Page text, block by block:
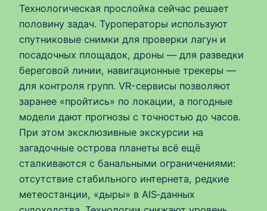
Технологическая прослойка сейчас решает
половину задач. Туроператоры используют
спутниковые снимки для проверки лагун и
посадочных площадок, дроны — для разведки
береговой линии, навигационные трекеры —
для контроля групп. VR-сервисы позволяют
заранее «пройтись» по локации, а погодные
модели дают прогнозы с точностью до часов.
При этом эксклюзивные экскурсии на
загадочные острова планеты всё ещё
сталкиваются с банальными ограничениями:
отсутствие стабильного интернета, редкие
метеостанции, «дыры» в AIS‑данных